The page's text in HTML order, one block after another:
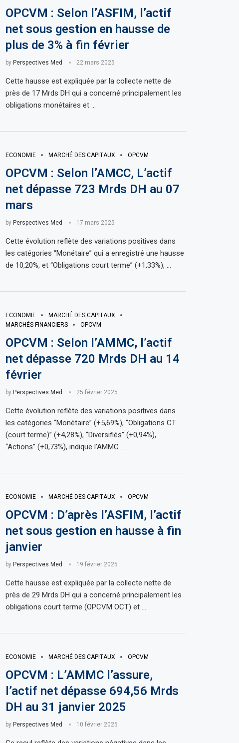
OPCVM : Selon l’ASFIM, l’actif
net sous gestion en hausse de
plus de 3% à fin février
by Perspectives Med 22 mars 2025
Cette hausse est expliquée par la collecte nette de
près de 17 Mrds DH qui a concerné principalement les
obligations monétaires et …
ECONOMIE MARCHÉ DES CAPITAUX OPCVM
OPCVM : Selon l’AMCC, L’actif
net dépasse 723 Mrds DH au 07
mars
by Perspectives Med 17 mars 2025
Cette évolution reflète des variations positives dans
les catégories “Monétaire” qui a enregistré une hausse
de 10,20%, et “Obligations court terme” (+1,33%), …
ECONOMIE
MARCHÉ DES CAPITAUX
MARCHÉS FINANCIERS
OPCVM
OPCVM : Selon l’AMMC, l’actif
net dépasse 720 Mrds DH au 14
février
by Perspectives Med 25 février 2025
Cette évolution reflète des variations positives dans
les catégories “Monétaire” (+5,69%), “Obligations CT
(court terme)” (+4,28%), “Diversifiés” (+0,94%),
“Actions” (+0,73%), indique l’AMMC …
ECONOMIE MARCHÉ DES CAPITAUX OPCVM
OPCVM : D’après l’ASFIM, l’actif
net sous gestion en hausse à fin
janvier
by Perspectives Med 19 février 2025
Cette hausse est expliquée par la collecte nette de
près de 29 Mrds DH qui a concerné principalement les
obligations court terme (OPCVM OCT) et …
ECONOMIE MARCHÉ DES CAPITAUX OPCVM
OPCVM : L’AMMC l’assure,
l’actif net dépasse 694,56 Mrds
DH au 31 janvier 2025
by Perspectives Med 10 février 2025